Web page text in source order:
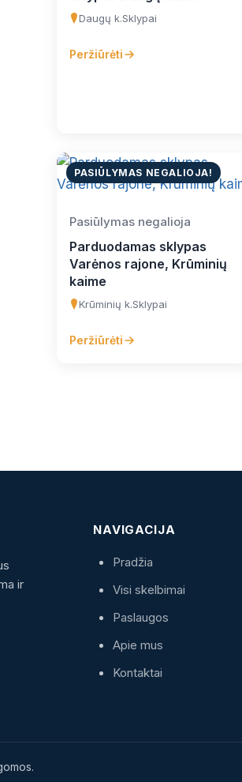
Daugų k.Sklypai
Peržiūrėti
PASIŪLYMAS NEGALIOJA!
Pasiūlymas negalioja
Parduodamas sklypas
Varėnos rajone, Krūminių
kaime
Krūminių k.Sklypai
Peržiūrėti
ir
NAVIGACIJA
Pradžia
Visi skelbimai
Paslaugos
Apie mus
Kontaktai